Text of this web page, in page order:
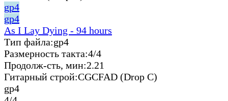
gp4
gp4
As I Lay Dying - 94 hours
Тип файла:gp4
Размерность такта:4/4
Продолж-сть, мин:2.21
Гитарный строй:CGCFAD (Drop C)
gp4